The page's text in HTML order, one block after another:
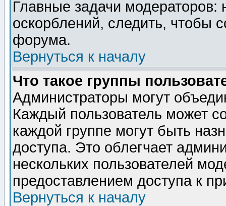
Главные задачи
оскорблений, следить, чтобы
форума.
Вернуться к началу
Что такое группы
Администраторы могут
Каждый пользователь может
каждой группе могут быть
доступа. Это облегчает
нескольких пользователей
предоставлением доступа к
Вернуться к началу